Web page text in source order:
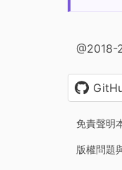
@2018-
免責聲明
版權問題